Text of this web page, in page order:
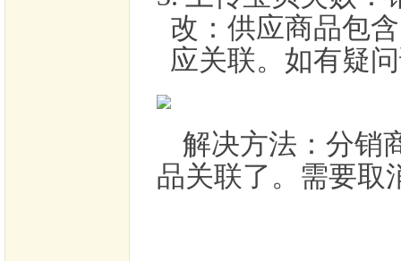
改：供应商品包
应关联。如有疑
解决方法：分销
品关联了。需要取